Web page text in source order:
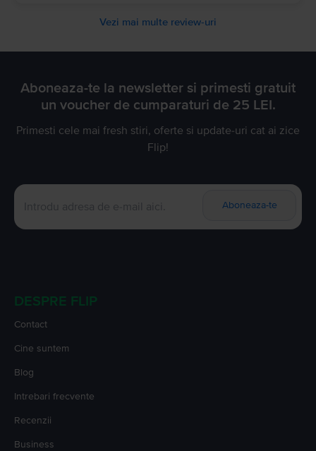
Vezi mai multe review-uri
Aboneaza-te la newsletter si primesti gratuit
un voucher de cumparaturi de 25 LEI.
Primesti cele mai fresh stiri, oferte si update-uri cat ai zice
Flip!
Aboneaza-te
DESPRE FLIP
Contact
Cine suntem
Blog
Intrebari frecvente
Recenzii
Business